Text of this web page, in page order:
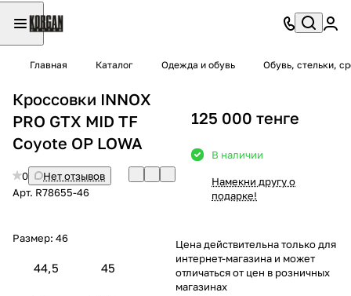
Главная Каталог Одежда и обувь Обувь, стельки,
Кроссовки INNOX
PRO GTX MID TF
Coyote OP LOWA
0
Нет отзывов
Арт. R78655-46
Размер: 46
44,5 45
125 000 тенге
В наличии
Намекни другу о
подарке!
Цена действительна только для
интернет-магазина и может
отличаться от цен в розничных
магазинах